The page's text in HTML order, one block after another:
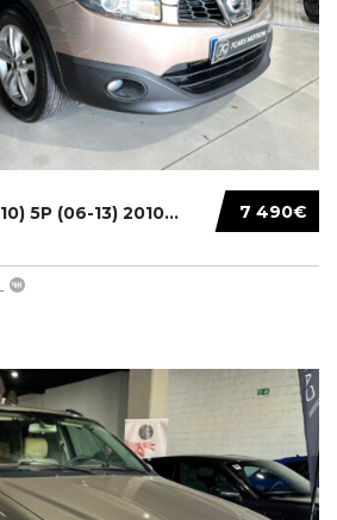
7 490€
5P (06-13) 2010...